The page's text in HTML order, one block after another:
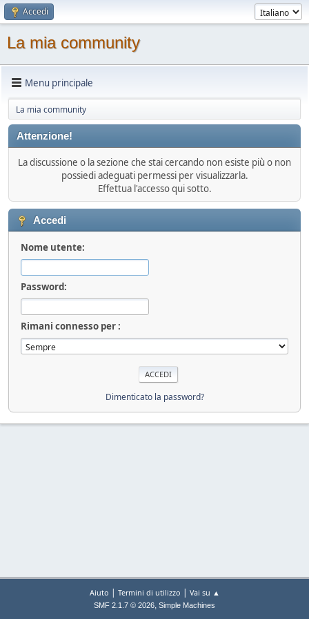
Accedi
La mia community
Menu principale
La mia community
Attenzione!
La discussione o la sezione che stai cercando non esiste più o non
possiedi adeguati permessi per visualizzarla.
Effettua l'accesso qui sotto.
Accedi
Nome utente:
Password:
Rimani connesso per :
Dimenticato la password?
Aiuto | Termini di utilizzo | Vai su ▲
SMF 2.1.7 © 2026, Simple Machines